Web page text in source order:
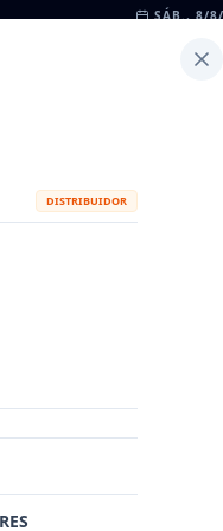
vigentes los valores de abril •
SÁB., 8/
FABRICANTES
DISTRIBUIDOR